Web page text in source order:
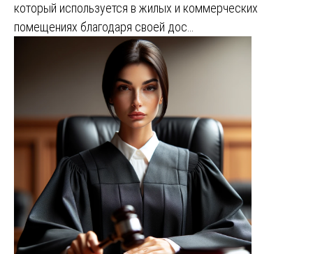
который используется в жилых и коммерческих
помещениях благодаря своей дос…